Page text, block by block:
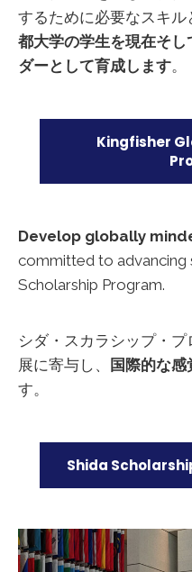
するために必要なスキル
都大学の学生を現在そ
ダーとして育成します。
Kingfisher
Develop globally
committed to advancing
Scholarship Program.
シダ・スカラシップ・
展に寄与し、
国際的な
す。
Shida